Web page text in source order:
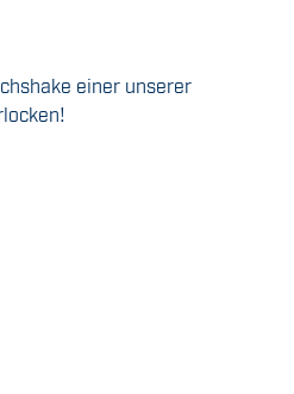
einer unserer